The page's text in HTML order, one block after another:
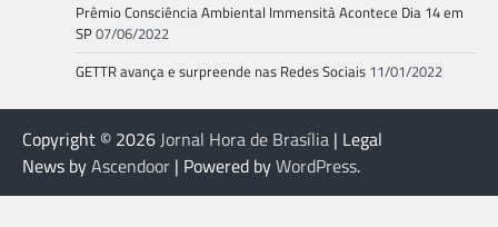
Prêmio Consciência Ambiental Immensità Acontece Dia 14 em
SP07/06/2022
GETTR avança e surpreende nas Redes Sociais 11/01/2022
Copyright © 2026Jornal Hora de Brasília | Legal
News byAscendoor | Powered byWordPress.